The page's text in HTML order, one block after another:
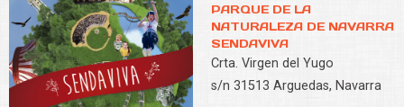
PARQUE DE LA
NATURALEZA DE NAVARRA
SENDAVIVA
Crta. Virgen del Yugo
s/n 31513 Arguedas, Navarra